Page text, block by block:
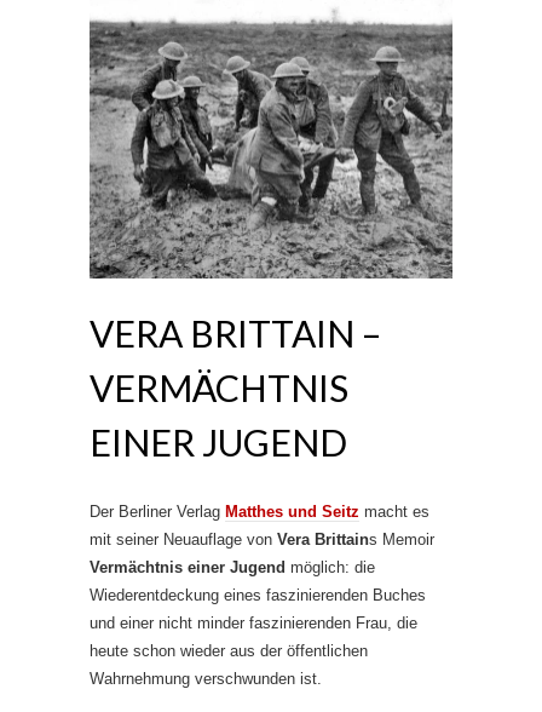
VERA BRITTAIN –
VERMÄCHTNIS
EINER JUGEND
Der Berliner Verlag Matthes und Seitz macht es
mit seiner Neuauflage von Vera Brittains Memoir
Vermächtnis einer Jugend möglich: die
Wiederentdeckung eines faszinierenden Buches
und einer nicht minder faszinierenden Frau, die
heute schon wieder aus der öffentlichen
Wahrnehmung verschwunden ist.